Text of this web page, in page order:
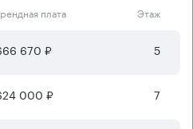
плата Этаж
670 ₽ 5
000 ₽ 7